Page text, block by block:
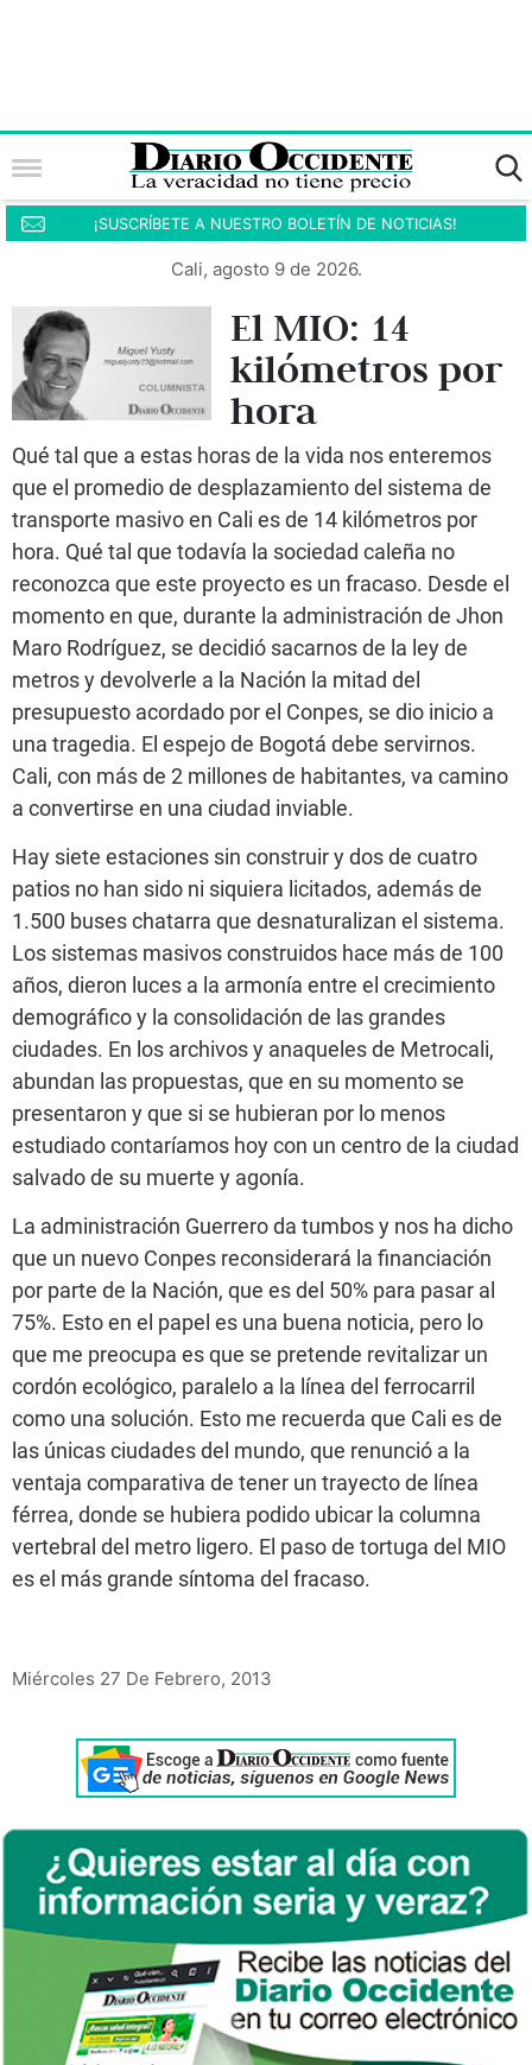
¡SUSCRÍBETE A NUESTRO BOLETÍN DE NOTICIAS!
Cali, agosto 9 de 2026.
El MIO: 14
kilómetros por
hora
Qué tal que a estas horas de la vida nos enteremos
que el promedio de desplazamiento del sistema de
transporte masivo en Cali es de 14 kilómetros por
hora. Qué tal que todavía la sociedad caleña no
reconozca que este proyecto es un fracaso. Desde el
momento en que, durante la administración de Jhon
Maro Rodríguez, se decidió sacarnos de la ley de
metros y devolverle a la Nación la mitad del
presupuesto acordado por el Conpes, se dio inicio a
una tragedia. El espejo de Bogotá debe servirnos.
Cali, con más de 2 millones de habitantes, va camino
a convertirse en una ciudad inviable.
Hay siete estaciones sin construir y dos de cuatro
patios no han sido ni siquiera licitados, además de
1.500 buses chatarra que desnaturalizan el sistema.
Los sistemas masivos construidos hace más de 100
años, dieron luces a la armonía entre el crecimiento
demográfico y la consolidación de las grandes
ciudades. En los archivos y anaqueles de Metrocali,
abundan las propuestas, que en su momento se
presentaron y que si se hubieran por lo menos
estudiado contaríamos hoy con un centro de la ciudad
salvado de su muerte y agonía.
La administración Guerrero da tumbos y nos ha dicho
que un nuevo Conpes reconsiderará la financiación
por parte de la Nación, que es del 50% para pasar al
75%. Esto en el papel es una buena noticia, pero lo
que me preocupa es que se pretende revitalizar un
cordón ecológico, paralelo a la línea del ferrocarril
como una solución. Esto me recuerda que Cali es de
las únicas ciudades del mundo, que renunció a la
ventaja comparativa de tener un trayecto de línea
férrea, donde se hubiera podido ubicar la columna
vertebral del metro ligero. El paso de tortuga del MIO
es el más grande síntoma del fracaso.
Miércoles 27 De Febrero, 2013